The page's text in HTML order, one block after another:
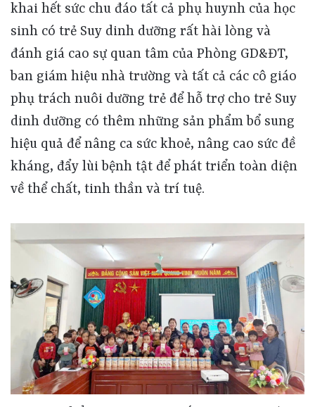
khai hết sức chu đáo tất cả phụ huynh của học
sinh có trẻ Suy dinh dưỡng rất hài lòng và
đánh giá cao sự quan tâm của Phòng GD&ĐT,
ban giám hiệu nhà trường và tất cả các cô giáo
phụ trách nuôi dưỡng trẻ để hỗ trợ cho trẻ Suy
dinh dưỡng có thêm những sản phẩm bổ sung
hiệu quả để nâng ca sức khoẻ, nâng cao sức đề
kháng, đẩy lùi bệnh tật để phát triển toàn diện
về thể chất, tinh thần và trí tuệ.